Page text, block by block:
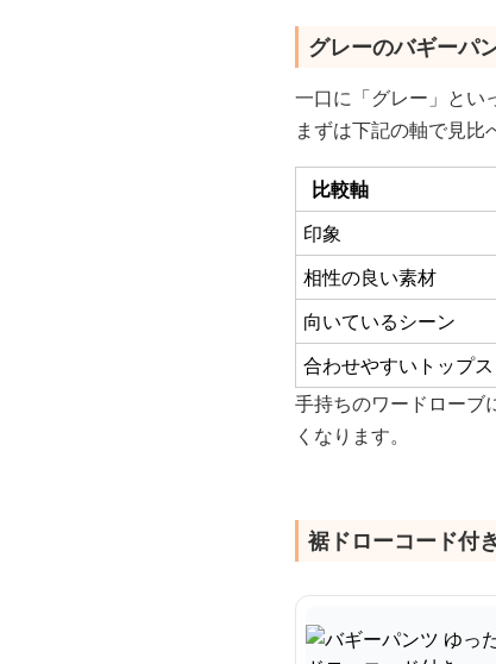
グレーのバギーパ
一口に「グレー」とい
まずは下記の軸で見比
比較軸
印象
相性の良い素材
向いているシーン
合わせやすいトップス
手持ちのワードローブ
くなります。
裾ドローコード付